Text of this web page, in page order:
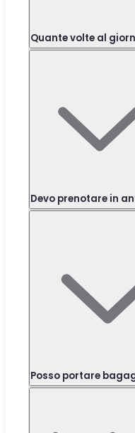
Quante volte al
Devo prenotare in
Posso portare